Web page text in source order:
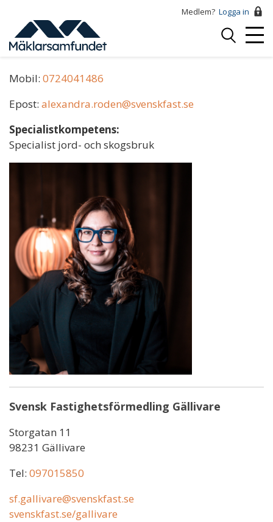
huvudinnehåll
Medlem? Logga in
Logga
Alexandra Rodén
Mobil: 0724041486
Epost: alexandra.roden@svenskfast.se
Specialistkompetens:
Specialist jord- och skogsbruk
Svensk Fastighetsförmedling Gällivare
Storgatan 11
98231 Gällivare
Tel: 097015850
sf.gallivare@svenskfast.se
svenskfast.se/gallivare